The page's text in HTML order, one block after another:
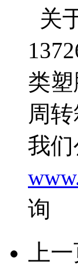
关
类
周
我
询
上